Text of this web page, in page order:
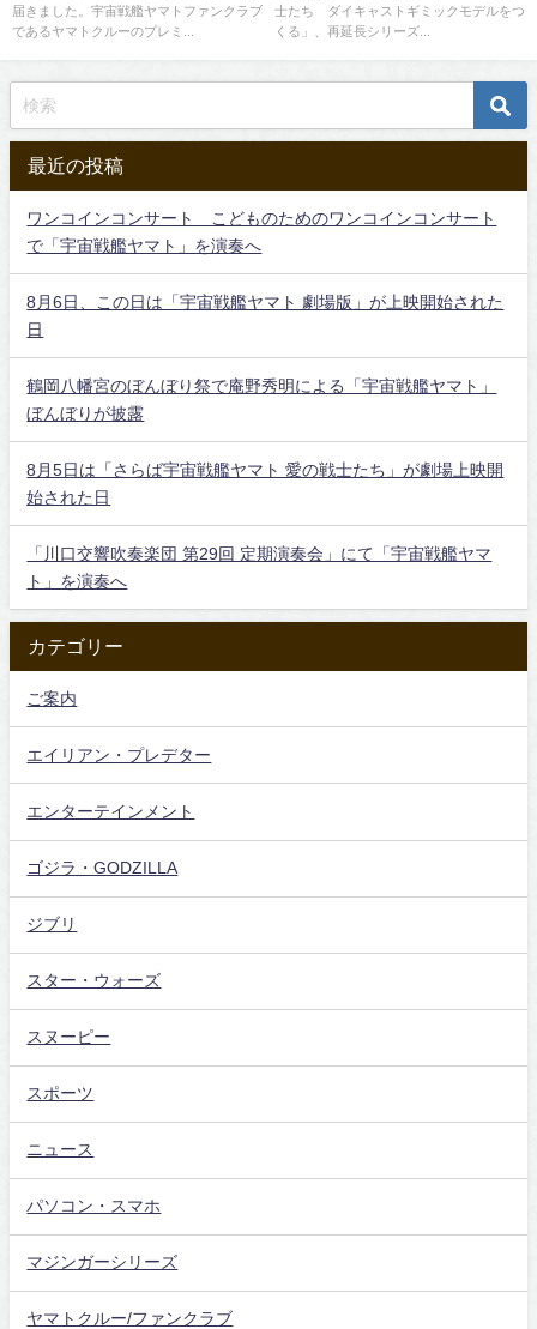
届きました。宇宙戦艦ヤマトファンクラブ
であるヤマトクルーのプレミ...
士たち ダイキャストギミックモデルをつ
くる」、再延長シリーズ...
最近の投稿
ワンコインコンサート こどものためのワンコインコンサート
で「宇宙戦艦ヤマト」を演奏へ
8月6日、この日は「宇宙戦艦ヤマト 劇場版」が上映開始された
日
鶴岡八幡宮のぼんぼり祭で庵野秀明による「宇宙戦艦ヤマト」
ぼんぼりが披露
8月5日は「さらば宇宙戦艦ヤマト 愛の戦士たち」が劇場上映開
始された日
「川口交響吹奏楽団 第29回 定期演奏会」にて「宇宙戦艦ヤマ
ト」を演奏へ
カテゴリー
ご案内
エイリアン・プレデター
エンターテインメント
ゴジラ・GODZILLA
ジブリ
スター・ウォーズ
スヌーピー
スポーツ
ニュース
パソコン・スマホ
マジンガーシリーズ
ヤマトクルー/ファンクラブ